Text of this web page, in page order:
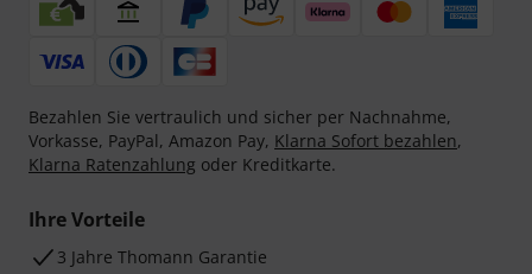
Bezahlen Sie vertraulich und sicher per Nachnahme,
Vorkasse, PayPal, Amazon Pay, Klarna Sofort bezahlen,
Klarna Ratenzahlung oder Kreditkarte.
Ihre Vorteile
3 Jahre Thomann Garantie